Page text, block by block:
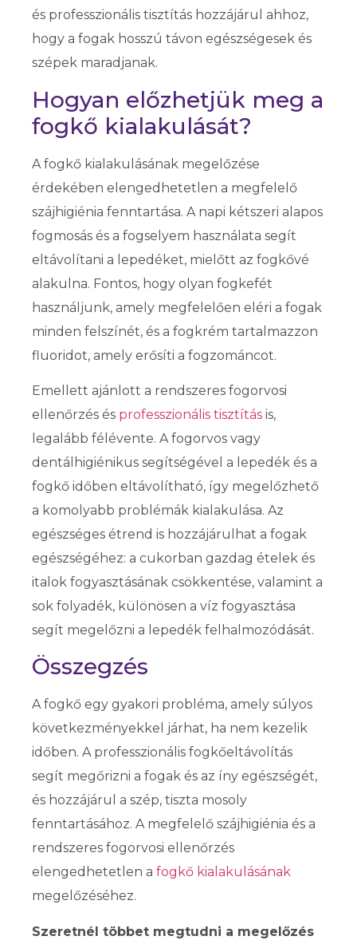
és professzionális tisztítás hozzájárul ahhoz,
hogy a fogak hosszú távon egészségesek és
szépek maradjanak.
Hogyan előzhetjük meg a
fogkő kialakulását?
A fogkő kialakulásának megelőzése
érdekében elengedhetetlen a megfelelő
szájhigiénia fenntartása. A napi kétszeri alapos
fogmosás és a fogselyem használata segít
eltávolítani a lepedéket, mielőtt az fogkővé
alakulna. Fontos, hogy olyan fogkefét
használjunk, amely megfelelően eléri a fogak
minden felszínét, és a fogkrém tartalmazzon
fluoridot, amely erősíti a fogzománcot.
Emellett ajánlott a rendszeres fogorvosi
ellenőrzés és professzionális tisztítás is,
legalább félévente. A fogorvos vagy
dentálhigiénikus segítségével a lepedék és a
fogkő időben eltávolítható, így megelőzhető
a komolyabb problémák kialakulása. Az
egészséges étrend is hozzájárulhat a fogak
egészségéhez: a cukorban gazdag ételek és
italok fogyasztásának csökkentése, valamint a
sok folyadék, különösen a víz fogyasztása
segít megelőzni a lepedék felhalmozódását.
Összegzés
A fogkő egy gyakori probléma, amely súlyos
következményekkel járhat, ha nem kezelik
időben. A professzionális fogkőeltávolítás
segít megőrizni a fogak és az íny egészségét,
és hozzájárul a szép, tiszta mosoly
fenntartásához. A megfelelő szájhigiénia és a
rendszeres fogorvosi ellenőrzés
elengedhetetlen a fogkő kialakulásának
megelőzéséhez.
Szeretnél többet megtudni a megelőzés